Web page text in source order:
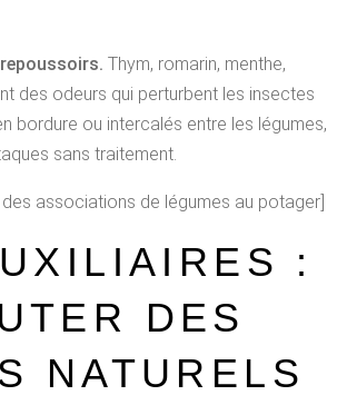
Thym, romarin, menthe,
des odeurs qui perturbent les insectes
bordure ou intercalés entre les légumes,
sans traitement.
associations de légumes au potager]
:
DES
NATURELS